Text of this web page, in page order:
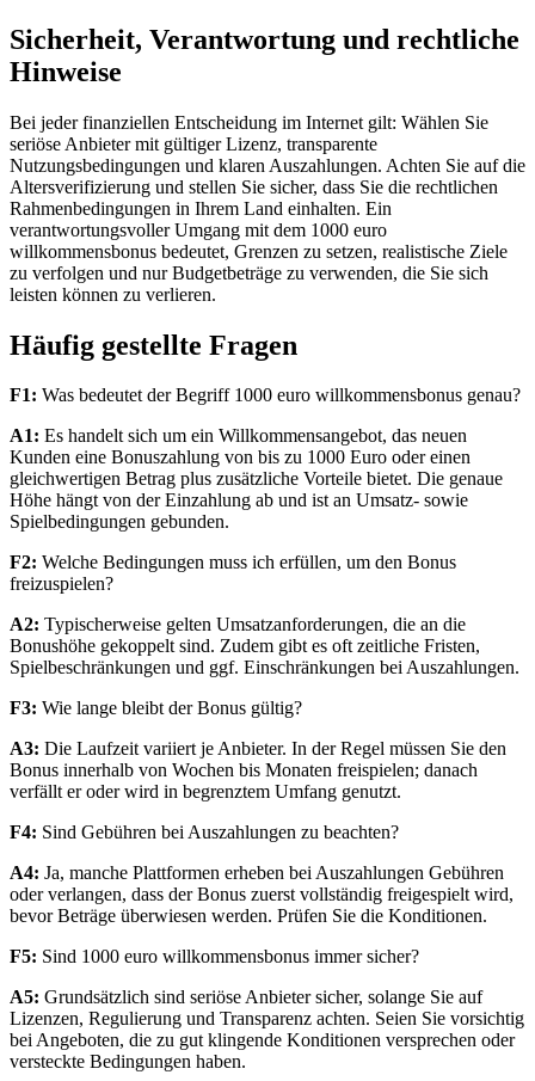
Sicherheit, Verantwortung und rechtliche
Hinweise
Bei jeder finanziellen Entscheidung im Internet gilt: Wählen Sie
seriöse Anbieter mit gültiger Lizenz, transparente
Nutzungsbedingungen und klaren Auszahlungen. Achten Sie auf die
Altersverifizierung und stellen Sie sicher, dass Sie die rechtlichen
Rahmenbedingungen in Ihrem Land einhalten. Ein
verantwortungsvoller Umgang mit dem 1000 euro
willkommensbonus bedeutet, Grenzen zu setzen, realistische Ziele
zu verfolgen und nur Budgetbeträge zu verwenden, die Sie sich
leisten können zu verlieren.
Häufig gestellte Fragen
F1: Was bedeutet der Begriff 1000 euro willkommensbonus genau?
A1: Es handelt sich um ein Willkommensangebot, das neuen
Kunden eine Bonuszahlung von bis zu 1000 Euro oder einen
gleichwertigen Betrag plus zusätzliche Vorteile bietet. Die genaue
Höhe hängt von der Einzahlung ab und ist an Umsatz- sowie
Spielbedingungen gebunden.
F2: Welche Bedingungen muss ich erfüllen, um den Bonus
freizuspielen?
A2: Typischerweise gelten Umsatzanforderungen, die an die
Bonushöhe gekoppelt sind. Zudem gibt es oft zeitliche Fristen,
Spielbeschränkungen und ggf. Einschränkungen bei Auszahlungen.
F3: Wie lange bleibt der Bonus gültig?
A3: Die Laufzeit variiert je Anbieter. In der Regel müssen Sie den
Bonus innerhalb von Wochen bis Monaten freispielen; danach
verfällt er oder wird in begrenztem Umfang genutzt.
F4: Sind Gebühren bei Auszahlungen zu beachten?
A4: Ja, manche Plattformen erheben bei Auszahlungen Gebühren
oder verlangen, dass der Bonus zuerst vollständig freigespielt wird,
bevor Beträge überwiesen werden. Prüfen Sie die Konditionen.
F5: Sind 1000 euro willkommensbonus immer sicher?
A5: Grundsätzlich sind seriöse Anbieter sicher, solange Sie auf
Lizenzen, Regulierung und Transparenz achten. Seien Sie vorsichtig
bei Angeboten, die zu gut klingende Konditionen versprechen oder
versteckte Bedingungen haben.